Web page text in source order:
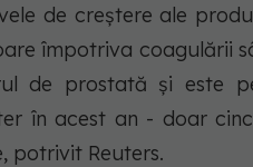
de creștere ale
împotriva coagulării
de prostată și este
în acest an - doar
potrivit Reuters.